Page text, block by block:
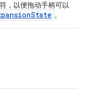
，以便拖动手柄可以
。